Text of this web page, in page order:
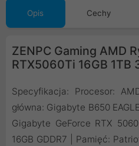
Opis Cechy
ZENPC Gaming AMD
RTX5060Ti 16GB 1TB
Specyfikacja: Procesor:
główna: Gigabyte B650
Gigabyte GeForce RTX
16GB GDDR7 | Pamięć: